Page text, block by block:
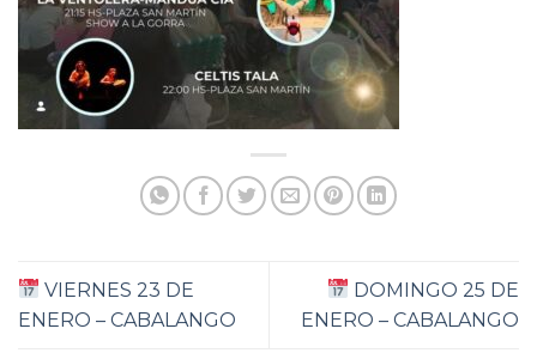
VIERNES 23 DE
ENERO – CABALANGO
DOMINGO 25 DE
ENERO – CABALANGO